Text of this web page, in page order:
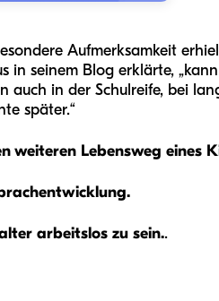
Aufmerksamkeit
in seinem Blog erklärte,
auch in der Schulreife, bei
später.“
weiteren Lebensweg eines
arbeitslos zu sein..